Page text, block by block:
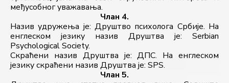
међусобног уважавања.
Члан 4.
Назив удружења је: Друштво психолога Србије. На
енглеском језику назив Друштва је: Serbian
Psychological Society.
Скраћени назив Друштва је: ДПС. На енглеском
језику скраћени назив Друштва је: SPS.
Члан 5.